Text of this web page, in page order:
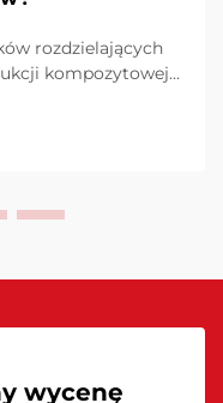
rozdzielających
kompozytowej
chemiczne
wycenę